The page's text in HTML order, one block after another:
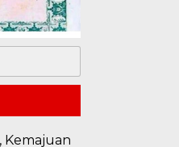
Kemajuan